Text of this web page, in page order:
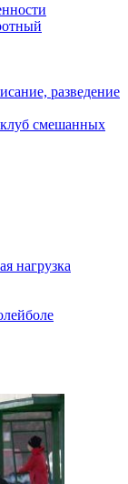
разведение
смешанных
нагрузка